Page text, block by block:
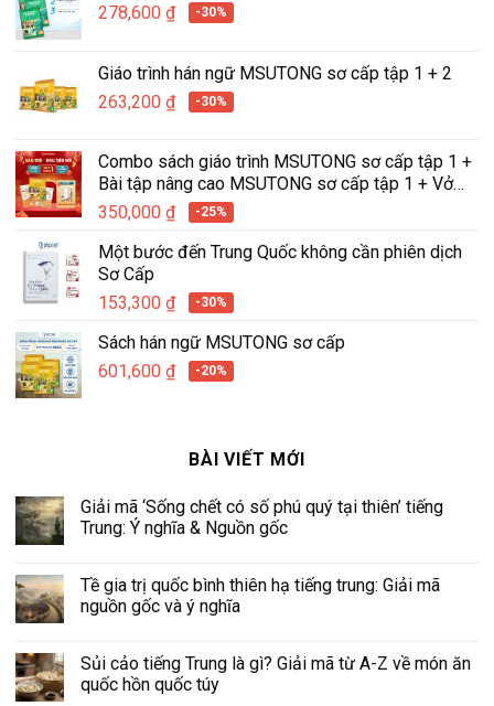
278,600 ₫ -30%
Giáo trình hán ngữ MSUTONG sơ cấp tập 1 + 2
263,200 ₫ -30%
Combo sách giáo trình MSUTONG sơ cấp tập 1 +
Bài tập nâng cao MSUTONG sơ cấp tập 1 + Vở
tập viết hán ngữ tích hợp MSUTONG tập 1
350,000 ₫ -25%
Một bước đến Trung Quốc không cần phiên dịch
Sơ Cấp
153,300 ₫ -30%
Sách hán ngữ MSUTONG sơ cấp
601,600 ₫ -20%
BÀI VIẾT MỚI
Giải mã ‘Sống chết có số phú quý tại thiên’ tiếng
Trung: Ý nghĩa & Nguồn gốc
Tề gia trị quốc bình thiên hạ tiếng trung: Giải mã
nguồn gốc và ý nghĩa
Sủi cảo tiếng Trung là gì? Giải mã từ A-Z về món ăn
quốc hồn quốc túy